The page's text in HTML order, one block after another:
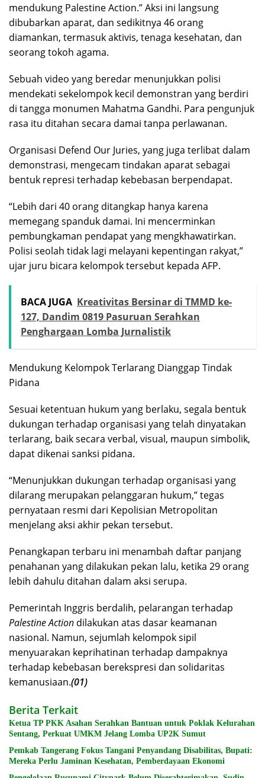
mendukung Palestine Action.” Aksi ini langsung
dibubarkan aparat, dan sedikitnya 46 orang
diamankan, termasuk aktivis, tenaga kesehatan, dan
seorang tokoh agama.
Sebuah video yang beredar menunjukkan polisi
mendekati sekelompok kecil demonstran yang berdiri
di tangga monumen Mahatma Gandhi. Para pengunjuk
rasa itu ditahan secara damai tanpa perlawanan.
Organisasi Defend Our Juries, yang juga terlibat dalam
demonstrasi, mengecam tindakan aparat sebagai
bentuk represi terhadap kebebasan berpendapat.
“Lebih dari 40 orang ditangkap hanya karena
memegang spanduk damai. Ini mencerminkan
pembungkaman pendapat yang mengkhawatirkan.
Polisi seolah tidak lagi melayani kepentingan rakyat,”
ujar juru bicara kelompok tersebut kepada AFP.
BACA JUGA Kreativitas Bersinar di TMMD ke-
127, Dandim 0819 Pasuruan Serahkan
Penghargaan Lomba Jurnalistik
Mendukung Kelompok Terlarang Dianggap Tindak
Pidana
Sesuai ketentuan hukum yang berlaku, segala bentuk
dukungan terhadap organisasi yang telah dinyatakan
terlarang, baik secara verbal, visual, maupun simbolik,
dapat dikenai sanksi pidana.
“Menunjukkan dukungan terhadap organisasi yang
dilarang merupakan pelanggaran hukum,” tegas
pernyataan resmi dari Kepolisian Metropolitan
menjelang aksi akhir pekan tersebut.
Penangkapan terbaru ini menambah daftar panjang
penahanan yang dilakukan pekan lalu, ketika 29 orang
lebih dahulu ditahan dalam aksi serupa.
Pemerintah Inggris berdalih, pelarangan terhadap
Palestine Action dilakukan atas dasar keamanan
nasional. Namun, sejumlah kelompok sipil
menyuarakan keprihatinan terhadap dampaknya
terhadap kebebasan berekspresi dan solidaritas
kemanusiaan.(01)
Berita Terkait
Ketua TP PKK Asahan Serahkan Bantuan untuk Poklak Kelurahan
Sentang, Perkuat UMKM Jelang Lomba UP2K Sumut
Pemkab Tangerang Fokus Tangani Penyandang Disabilitas, Bupati:
Mereka Perlu Jaminan Kesehatan, Pemberdayaan Ekonomi